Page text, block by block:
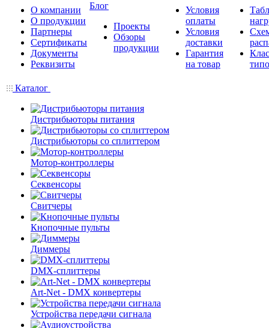
О компании
О продукции
Партнеры
Сертификаты
Документы
Реквизиты
Блог
Проекты
Обзоры
продукции
Условия
оплаты
Условия
доставки
Гарантия
на товар
Каталог
Дистрибьюторы питания
Дистрибьюторы со сплиттером
Мотор-контроллеры
Секвенсоры
Свитчеры
Кнопочные пульты
Диммеры
DMX-сплиттеры
Art-Net - DMX конвертеры
Устройства передачи сигнала